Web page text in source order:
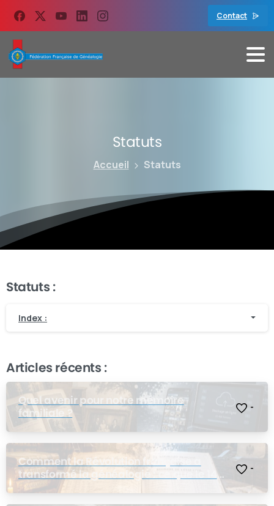
principal
Contact
Statuts
Accueil Statuts
Statuts :
Index :
Articles récents :
Quel avenir pour notre mémoire
familiale ?
-
Comment la Révolution française a
transformé la généalogie : ce que le 14
juillet a changé pour nos ancêtres
-